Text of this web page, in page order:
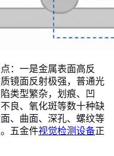
：一是金属表面高反
镜面反射极强，普通光
类型繁杂，划痕、凹
良、氧化斑等数十种缺
、曲面、深孔、螺纹等
五金件视觉检测设备正